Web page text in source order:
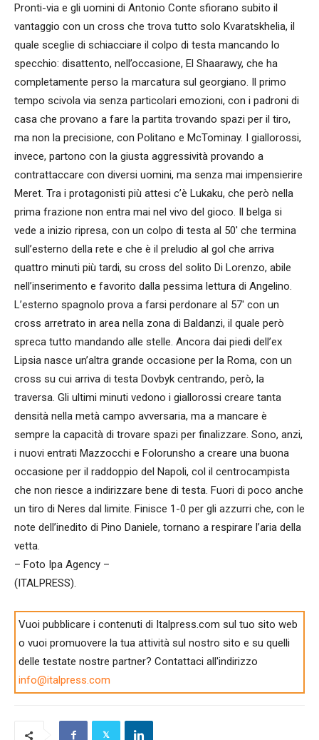
Pronti-via e gli uomini di Antonio Conte sfiorano subito il
vantaggio con un cross che trova tutto solo Kvaratskhelia, il
quale sceglie di schiacciare il colpo di testa mancando lo
specchio: disattento, nell’occasione, El Shaarawy, che ha
completamente perso la marcatura sul georgiano. Il primo
tempo scivola via senza particolari emozioni, con i padroni di
casa che provano a fare la partita trovando spazi per il tiro,
ma non la precisione, con Politano e McTominay. I giallorossi,
invece, partono con la giusta aggressività provando a
contrattaccare con diversi uomini, ma senza mai impensierire
Meret. Tra i protagonisti più attesi c’è Lukaku, che però nella
prima frazione non entra mai nel vivo del gioco. Il belga si
vede a inizio ripresa, con un colpo di testa al 50′ che termina
sull’esterno della rete e che è il preludio al gol che arriva
quattro minuti più tardi, su cross del solito Di Lorenzo, abile
nell’inserimento e favorito dalla pessima lettura di Angelino.
L’esterno spagnolo prova a farsi perdonare al 57′ con un
cross arretrato in area nella zona di Baldanzi, il quale però
spreca tutto mandando alle stelle. Ancora dai piedi dell’ex
Lipsia nasce un’altra grande occasione per la Roma, con un
cross su cui arriva di testa Dovbyk centrando, però, la
traversa. Gli ultimi minuti vedono i giallorossi creare tanta
densità nella metà campo avversaria, ma a mancare è
sempre la capacità di trovare spazi per finalizzare. Sono, anzi,
i nuovi entrati Mazzocchi e Folorunsho a creare una buona
occasione per il raddoppio del Napoli, col il centrocampista
che non riesce a indirizzare bene di testa. Fuori di poco anche
un tiro di Neres dal limite. Finisce 1-0 per gli azzurri che, con le
note dell’inedito di Pino Daniele, tornano a respirare l’aria della
vetta.
– Foto Ipa Agency –
(ITALPRESS).
Vuoi pubblicare i contenuti di Italpress.com sul tuo sito web
o vuoi promuovere la tua attività sul nostro sito e su quelli
delle testate nostre partner? Contattaci all'indirizzo
info@italpress.com